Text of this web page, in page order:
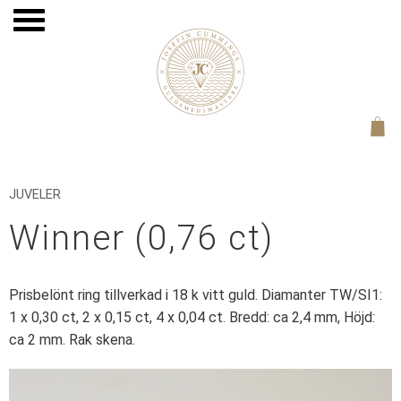
JUVELER
Winner (0,76 ct)
Prisbelönt ring tillverkad i 18 k vitt guld. Diamanter TW/SI1:
1 x 0,30 ct, 2 x 0,15 ct, 4 x 0,04 ct. Bredd: ca 2,4 mm, Höjd:
ca 2 mm. Rak skena.